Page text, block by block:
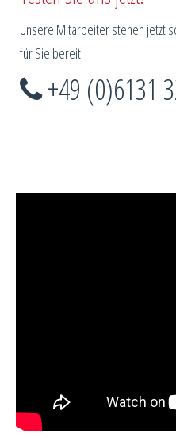
Unsere Mitarbeiter stehen jetzt
für Sie bereit!
+49 (0)6131